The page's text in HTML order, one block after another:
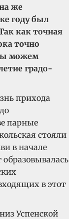
же
году был
как точная
точно
можем
градо-
прихода
парные
стояли
в начале
образовывалась
в этот
Успенской